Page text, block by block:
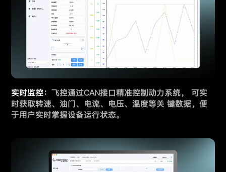
实时监控：飞控通过CAN接口精准控制动力系统， 可实
时获取转速、油门、电流、电压、温度等关 键数据，便
于用户实时掌握设备运行状态。